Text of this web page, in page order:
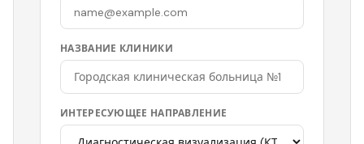
НАЗВАНИЕ КЛИНИКИ
ИНТЕРЕСУЮЩЕЕ НАПРАВЛЕНИЕ